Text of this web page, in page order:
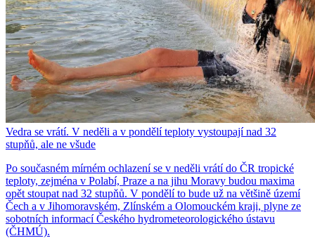
Vedra se vrátí. V neděli a v pondělí teploty vystoupají nad 32
stupňů, ale ne všude
Po současném mírném ochlazení se v neděli vrátí do ČR tropické
teploty, zejména v Polabí, Praze a na jihu Moravy budou maxima
opět stoupat nad 32 stupňů. V pondělí to bude už na většině území
Čech a v Jihomoravském, Zlínském a Olomouckém kraji, plyne ze
sobotních informací Českého hydrometeorologického ústavu
(ČHMÚ).